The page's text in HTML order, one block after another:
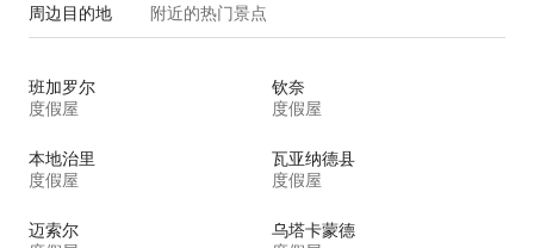
周边目的地 附近的热门景点
班加罗尔
度假屋
钦奈
度假屋
本地治里
度假屋
瓦亚纳德县
度假屋
迈索尔
乌塔卡蒙德